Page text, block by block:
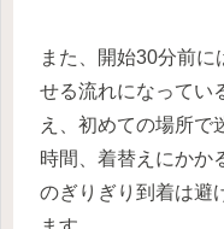
また、開始30分前に
せる流れになってい
え、初めての場所で
時間、着替えにかか
のぎりぎり到着は避